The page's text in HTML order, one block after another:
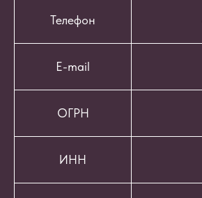
Телефон
E-mail
ОГРН
ИНН